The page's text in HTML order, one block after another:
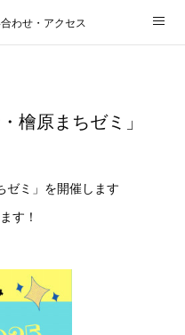
わせ・アクセス
檜原まちゼミ」
ゼミ」を開催します
す！